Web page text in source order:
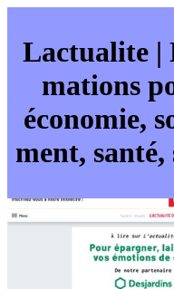
Lactualite
ma­tions
économie,
ment, santé,